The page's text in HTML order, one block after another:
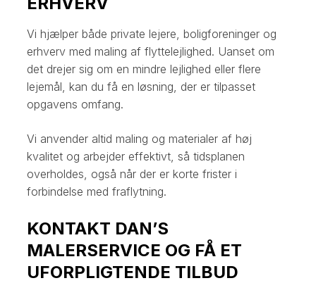
Vi hjælper både private lejere, boligforeninger og
erhverv med maling af flyttelejlighed. Uanset om
det drejer sig om en mindre lejlighed eller flere
lejemål, kan du få en løsning, der er tilpasset
opgavens omfang.
Vi anvender altid maling og materialer af høj
kvalitet og arbejder effektivt, så tidsplanen
overholdes, også når der er korte frister i
forbindelse med fraflytning.
KONTAKT DAN’S
MALERSERVICE OG FÅ ET
UFORPLIGTENDE TILBUD